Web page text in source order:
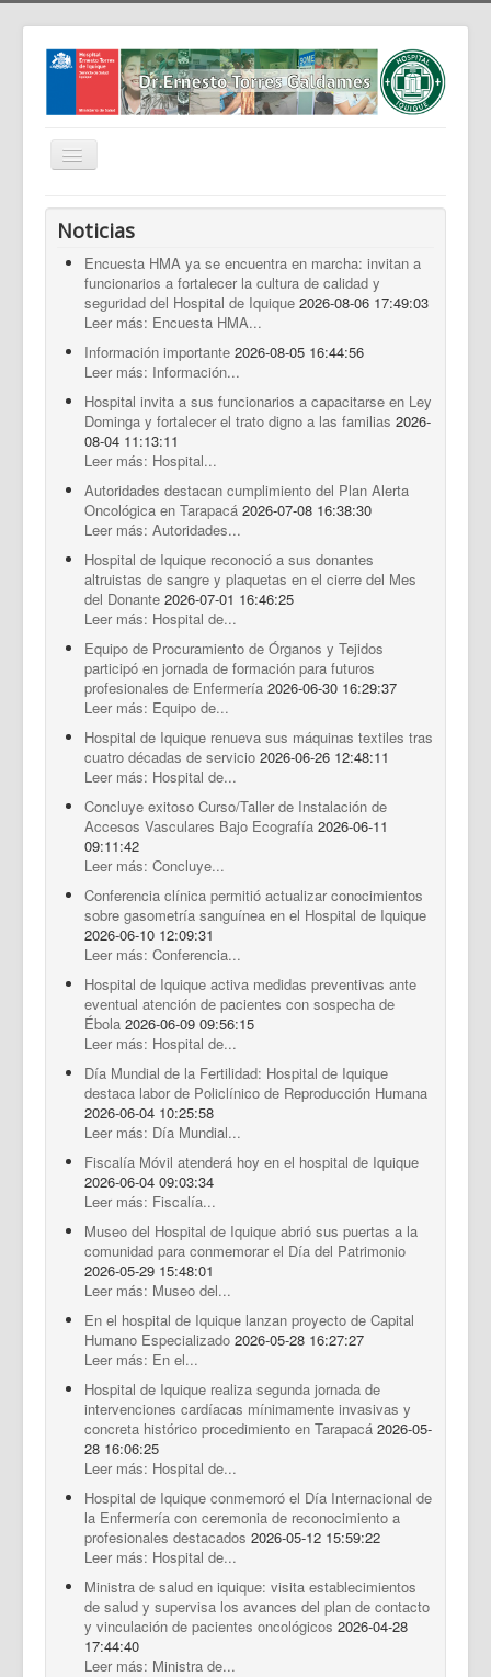
Cambiar
navegación
Home
Noticias
Trabaja Con Nosotros
Contáctenos
Intranet
Planificación
Gestión de Personas
Documentos Destacados
Noticias
Encuesta HMA ya se encuentra en marcha: invitan a
funcionarios a fortalecer la cultura de calidad y
seguridad del Hospital de Iquique 2026-08-06 17:49:03
Leer más: Encuesta HMA...
Información importante 2026-08-05 16:44:56
Leer más: Información...
Hospital invita a sus funcionarios a capacitarse en Ley
Dominga y fortalecer el trato digno a las familias 2026-
08-04 11:13:11
Leer más: Hospital...
Autoridades destacan cumplimiento del Plan Alerta
Oncológica en Tarapacá 2026-07-08 16:38:30
Leer más: Autoridades...
Hospital de Iquique reconoció a sus donantes
altruistas de sangre y plaquetas en el cierre del Mes
del Donante 2026-07-01 16:46:25
Leer más: Hospital de...
Equipo de Procuramiento de Órganos y Tejidos
participó en jornada de formación para futuros
profesionales de Enfermería 2026-06-30 16:29:37
Leer más: Equipo de...
Hospital de Iquique renueva sus máquinas textiles tras
cuatro décadas de servicio 2026-06-26 12:48:11
Leer más: Hospital de...
Concluye exitoso Curso/Taller de Instalación de
Accesos Vasculares Bajo Ecografía 2026-06-11
09:11:42
Leer más: Concluye...
Conferencia clínica permitió actualizar conocimientos
sobre gasometría sanguínea en el Hospital de Iquique
2026-06-10 12:09:31
Leer más: Conferencia...
Hospital de Iquique activa medidas preventivas ante
eventual atención de pacientes con sospecha de
Ébola 2026-06-09 09:56:15
Leer más: Hospital de...
Día Mundial de la Fertilidad: Hospital de Iquique
destaca labor de Policlínico de Reproducción Humana
2026-06-04 10:25:58
Leer más: Día Mundial...
Fiscalía Móvil atenderá hoy en el hospital de Iquique
2026-06-04 09:03:34
Leer más: Fiscalía...
Museo del Hospital de Iquique abrió sus puertas a la
comunidad para conmemorar el Día del Patrimonio
2026-05-29 15:48:01
Leer más: Museo del...
En el hospital de Iquique lanzan proyecto de Capital
Humano Especializado 2026-05-28 16:27:27
Leer más: En el...
Hospital de Iquique realiza segunda jornada de
intervenciones cardíacas mínimamente invasivas y
concreta histórico procedimiento en Tarapacá 2026-05-
28 16:06:25
Leer más: Hospital de...
Hospital de Iquique conmemoró el Día Internacional de
la Enfermería con ceremonia de reconocimiento a
profesionales destacados 2026-05-12 15:59:22
Leer más: Hospital de...
Ministra de salud en iquique: visita establecimientos
de salud y supervisa los avances del plan de contacto
y vinculación de pacientes oncológicos 2026-04-28
17:44:40
Leer más: Ministra de...